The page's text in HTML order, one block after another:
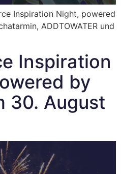
Inspiration Night, powered
ADDTOWATER und
Inspiration
by
30. August